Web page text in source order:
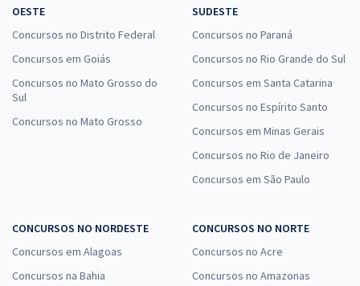
OESTE
Concursos no Distrito Federal
Concursos em Goiás
Concursos no Mato Grosso do
Sul
Concursos no Mato Grosso
SUDESTE
Concursos no Paraná
Concursos no Rio Grande do Sul
Concursos em Santa Catarina
Concursos no Espírito Santo
Concursos em Minas Gerais
Concursos no Rio de Janeiro
Concursos em São Paulo
CONCURSOS NO NORDESTE
Concursos em Alagoas
Concursos na Bahia
CONCURSOS NO NORTE
Concursos no Acre
Concursos no Amazonas